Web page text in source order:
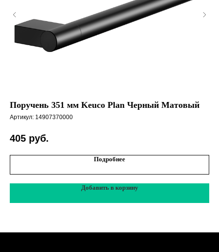
Поручень 351 мм Keuco Plan Черный Матовый
Артикул: 14907370000
405 руб.
Подробнее
Добавить в корзину